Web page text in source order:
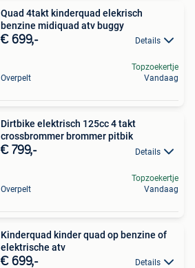
Quad 4takt kinderquad elekrisch
benzine midiquad atv buggy
€ 699,- Details
Overpelt
Topzoekertje
Vandaag
Dirtbike elektrisch 125cc 4 takt
crossbrommer brommer pitbik
€ 799,- Details
Overpelt
Topzoekertje
Vandaag
Kinderquad kinder quad op benzine of
elektrische atv
€ 699,- Details